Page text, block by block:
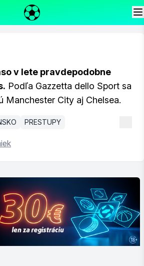
v lete pravdepodobne
Podľa Gazzetta dello Sport sa
Manchester City aj Chelsea.
PRESTUPY